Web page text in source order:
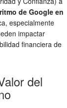
de Google en
especialmente
impactar
financiera de
del